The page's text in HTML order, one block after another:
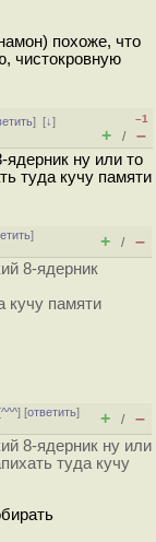
похоже, что
чистокровную
][↓]
–1
+ / –
ну или то
туда кучу памяти
]
+ / –
8-ядерник
кучу памяти
^^^] [ответить]
+ / –
8-ядерник ну или
туда кучу